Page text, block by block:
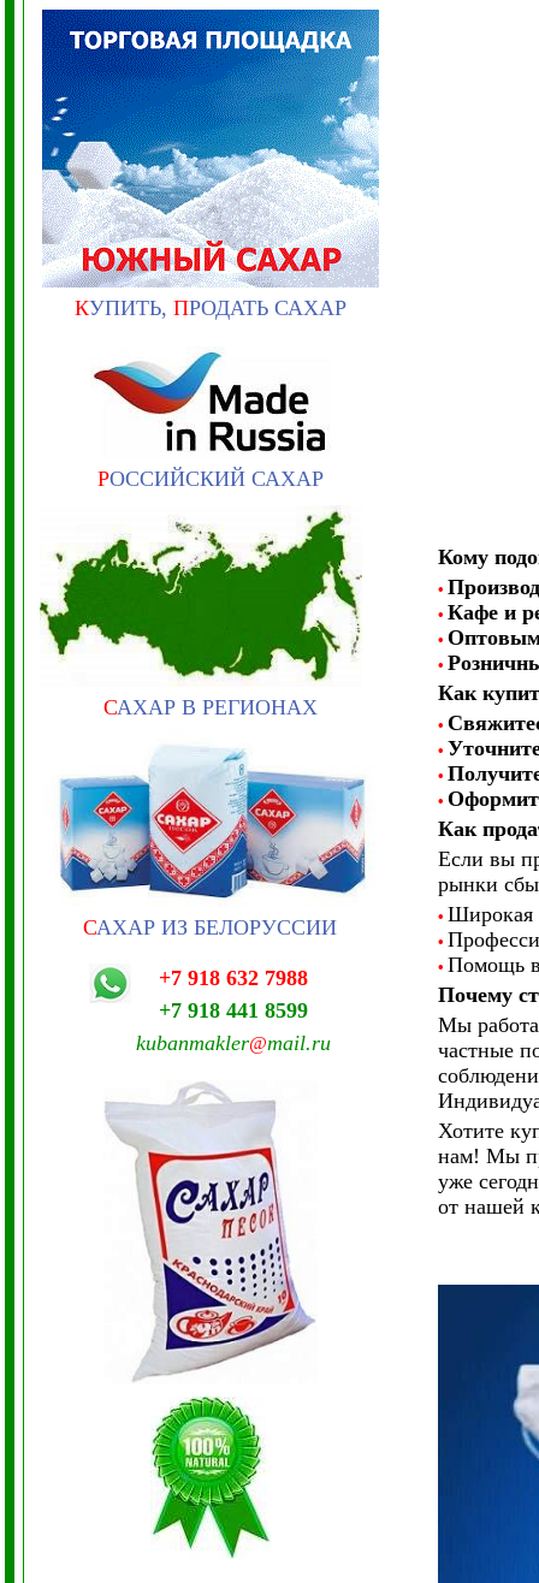
КУПИТЬ, ПРОДАТЬ САХАР
РОССИЙСКИЙ САХАР
САХАР В РЕГИОНАХ
САХАР ИЗ БЕЛОРУССИИ
+7 918 632 7988
+7 918 441 8599
kubanmakler@mail.ru
Кому
•
• Кафе и
•
•
Как
•
•
•
•
Как
Если вы
рынки
• Широкая
•
• Помощь в
Почему
Мы
частные
Хотите
нам! Мы
уже
от нашей